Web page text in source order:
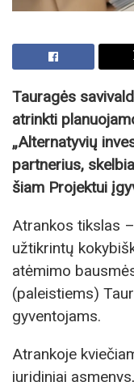
Tauragės
atrinkti
„Alternatyvių
partnerius,
šiam Projektui
Atrankos tikslas
užtikrintų
atėmimo
(paleistiems)
gyventojams.
Atrankoje
juridiniai